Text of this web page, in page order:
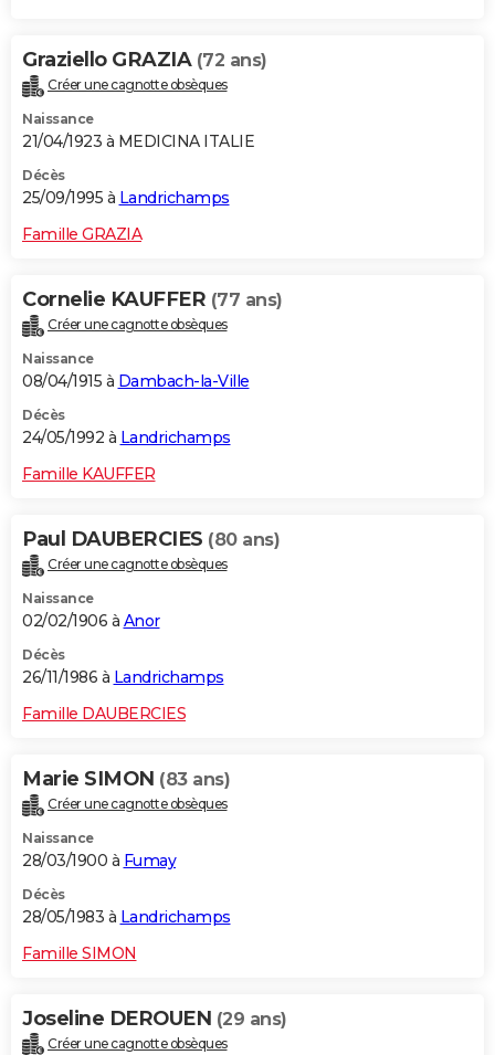
Graziello GRAZIA (72 ans)
Créer une cagnotte obsèques
Naissance
21/04/1923 à MEDICINA ITALIE
Décès
25/09/1995 à Landrichamps
Famille GRAZIA
Cornelie KAUFFER (77 ans)
Créer une cagnotte obsèques
Naissance
08/04/1915 à Dambach-la-Ville
Décès
24/05/1992 à Landrichamps
Famille KAUFFER
Paul DAUBERCIES (80 ans)
Créer une cagnotte obsèques
Naissance
02/02/1906 à Anor
Décès
26/11/1986 à Landrichamps
Famille DAUBERCIES
Marie SIMON (83 ans)
Créer une cagnotte obsèques
Naissance
28/03/1900 à Fumay
Décès
28/05/1983 à Landrichamps
Famille SIMON
Joseline DEROUEN (29 ans)
Créer une cagnotte obsèques